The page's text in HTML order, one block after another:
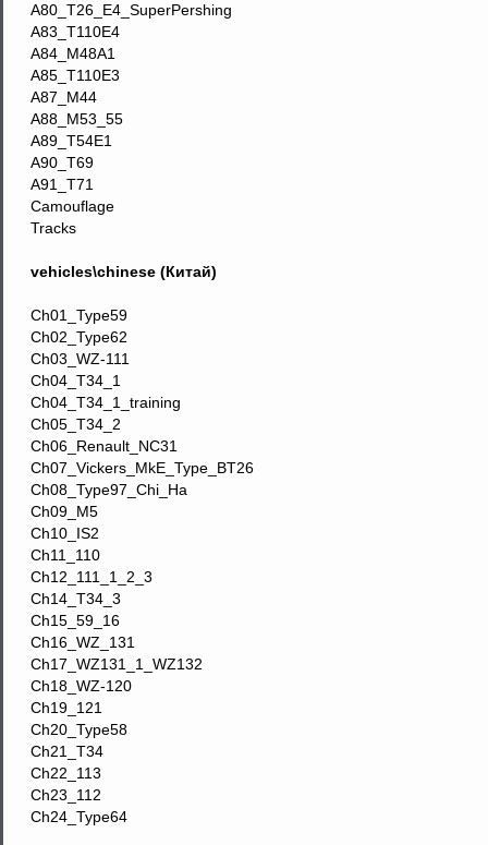
A80_T26_E4_SuperPershing
A83_T110E4
A84_M48A1
A85_T110E3
A87_M44
A88_M53_55
A89_T54E1
A90_T69
A91_T71
Camouflage
Tracks
vehicles\chinese (Китай)
Ch01_Type59
Ch02_Type62
Ch03_WZ-111
Ch04_T34_1
Ch04_T34_1_training
Ch05_T34_2
Ch06_Renault_NC31
Ch07_Vickers_MkE_Type_BT26
Ch08_Type97_Chi_Ha
Ch09_M5
Ch10_IS2
Ch11_110
Ch12_111_1_2_3
Ch14_T34_3
Ch15_59_16
Ch16_WZ_131
Ch17_WZ131_1_WZ132
Ch18_WZ-120
Ch19_121
Ch20_Type58
Ch21_T34
Ch22_113
Ch23_112
Ch24_Type64